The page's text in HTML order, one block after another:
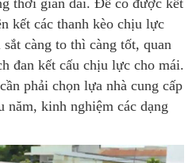
thời gian dài. Để có được kết
kết các thanh kèo chịu lực
càng to thì càng tốt, quan
đan kết cấu chịu lực cho mái.
phải chọn lựa nhà cung cấp
năm, kinh nghiệm các dạng